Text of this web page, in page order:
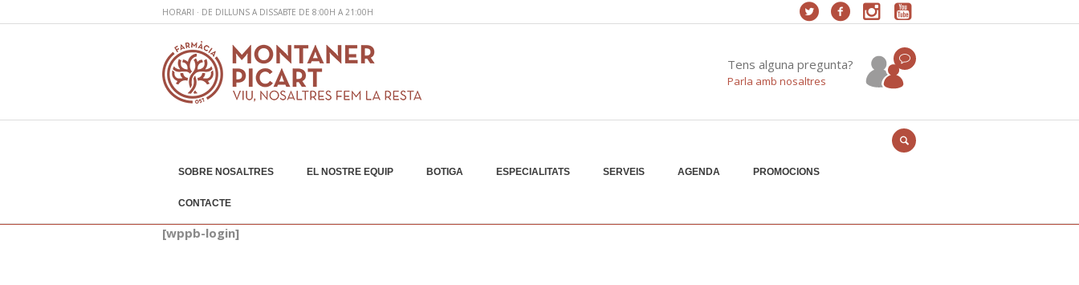
HORARI · DE DILLUNS A DISSABTE DE 8:00H A 21:00H
Tens alguna pregunta?
Parla amb nosaltres
SOBRE NOSALTRES EL NOSTRE EQUIP BOTIGA ESPECIALITATS SERVEIS AGENDA PROMOCIONS
CONTACTE
[wppb-login]